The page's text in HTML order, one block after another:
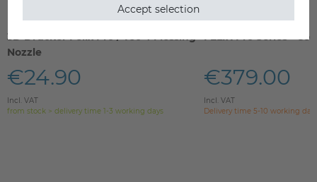
3D Drucker Felix Pro / Tec 4 Messing
Nozzle
€24.90
Incl. VAT
from stock > delivery time 1-3 working days
FELIX Pro Series -
€379.00
Incl. VAT
Delivery time 5-10 working
Accept selection